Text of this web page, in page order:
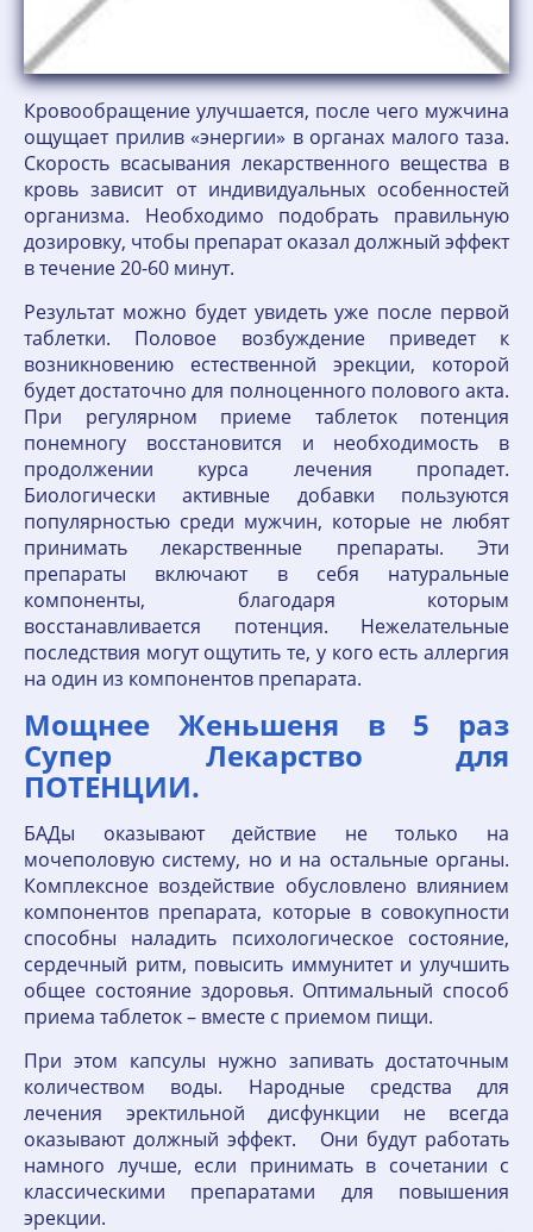
Кровообращение улучшается, после чего мужчина
ощущает прилив «энергии» в органах малого таза.
Скорость всасывания лекарственного вещества в
кровь зависит от индивидуальных особенностей
организма. Необходимо подобрать правильную
дозировку, чтобы препарат оказал должный эффект
в течение 20-60 минут.
Результат можно будет увидеть уже после первой
таблетки. Половое возбуждение приведет к
возникновению естественной эрекции, которой
будет достаточно для полноценного полового акта.
При регулярном приеме таблеток потенция
понемногу восстановится и необходимость в
продолжении курса лечения пропадет.
Биологически активные добавки пользуются
популярностью среди мужчин, которые не любят
принимать лекарственные препараты. Эти
препараты включают в себя натуральные
компоненты, благодаря которым
восстанавливается потенция. Нежелательные
последствия могут ощутить те, у кого есть аллергия
на один из компонентов препарата.
Мощнее Женьшеня в 5 раз
Супер Лекарство для
ПОТЕНЦИИ.
БАДы оказывают действие не только на
мочеполовую систему, но и на остальные органы.
Комплексное воздействие обусловлено влиянием
компонентов препарата, которые в совокупности
способны наладить психологическое состояние,
сердечный ритм, повысить иммунитет и улучшить
общее состояние здоровья. Оптимальный способ
приема таблеток – вместе с приемом пищи.
При этом капсулы нужно запивать достаточным
количеством воды. Народные средства для
лечения эректильной дисфункции не всегда
оказывают должный эффект. Они будут работать
намного лучше, если принимать в сочетании с
классическими препаратами для повышения
эрекции.